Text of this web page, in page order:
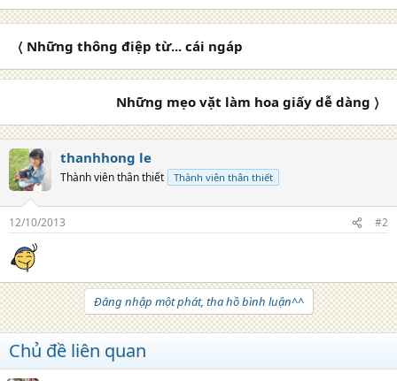
〈 Những thông điệp từ... cái ngáp
Những mẹo vặt làm hoa giấy dễ dàng 〉
thanhhong le
Thành viên thân thiết Thành viên thân thiết
12/10/2013 #2
Đăng nhập một phát, tha hồ bình luận^^
Chủ đề liên quan